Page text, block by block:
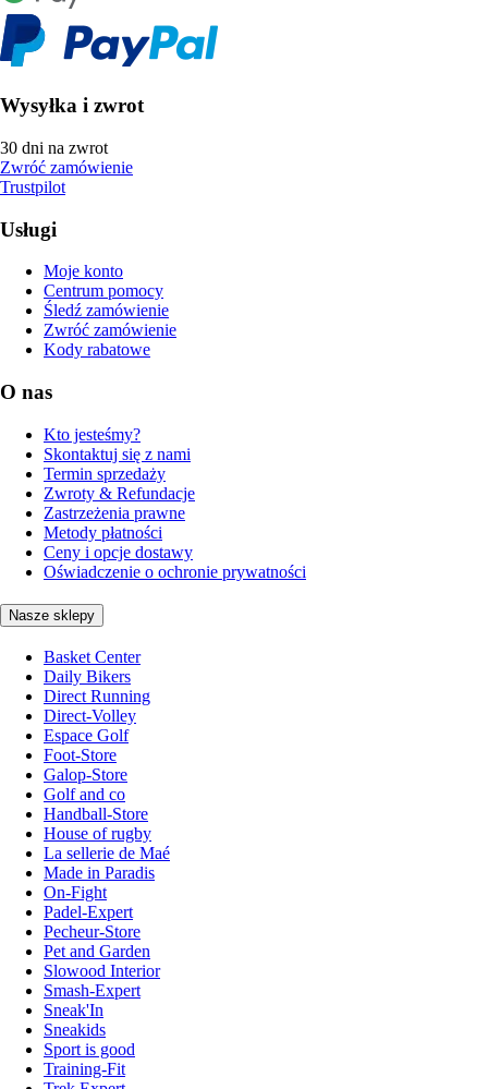
Wysyłka i zwrot
30 dni na zwrot
Zwróć zamówienie
Trustpilot
Usługi
Moje konto
Centrum pomocy
Śledź zamówienie
Zwróć zamówienie
Kody rabatowe
O nas
Kto jesteśmy?
Skontaktuj się z nami
Termin sprzedaży
Zwroty & Refundacje
Zastrzeżenia prawne
Metody płatności
Ceny i opcje dostawy
Oświadczenie o ochronie prywatności
Nasze sklepy
Basket Center
Daily Bikers
Direct Running
Direct-Volley
Espace Golf
Foot-Store
Galop-Store
Golf and co
Handball-Store
House of rugby
La sellerie de Maé
Made in Paradis
On-Fight
Padel-Expert
Pecheur-Store
Pet and Garden
Slowood Interior
Smash-Expert
Sneak'In
Sneakids
Sport is good
Training-Fit